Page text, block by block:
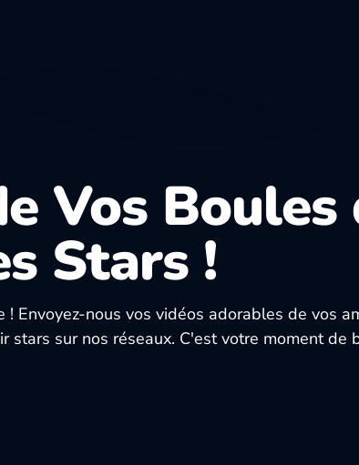
Vos Boules
Stars !
! Envoyez-nous vos vidéos adorables de vos
stars sur nos réseaux. C'est votre moment de